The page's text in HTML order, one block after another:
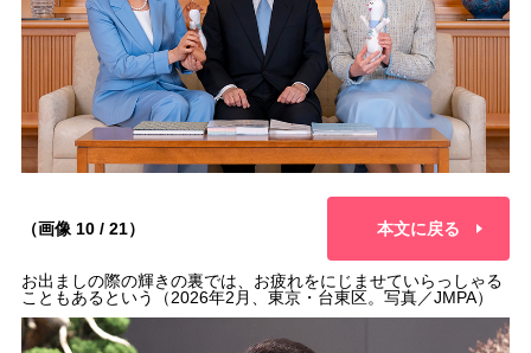
（画像 10 / 21） 本文に戻る
お出ましの際の輝きの裏では、お疲れをにじませていらっしゃる
こともあるという（2026年2月、東京・台東区。写真／JMPA）